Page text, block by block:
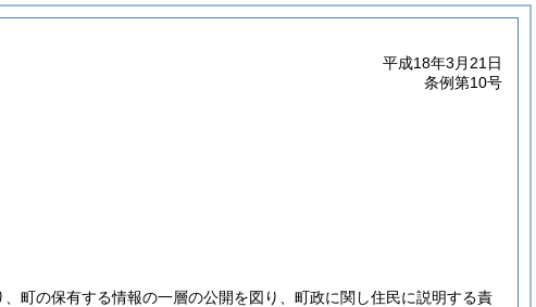
平成18年3月21日
条例第10号
町の保有する情報の一層の公開を図り、町政に関し住民に説明する責